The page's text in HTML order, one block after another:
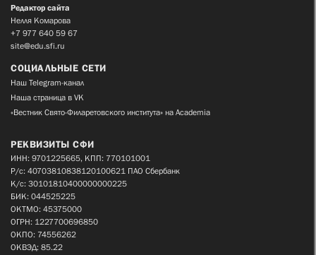
Редактор сайта
Нелля Комарова
+7 977 640 59 67
site@edu.sfi.ru
СОЦИАЛЬНЫЕ СЕТИ
Наш Telegram-канал
Наша страница в VK
«Вестник Свято-Филаретовского института» на Academia
РЕКВИЗИТЫ СФИ
ИНН: 9701225665, КПП: 770101001
Р/с: 40703810838120100621 ПАО Сбербанк
К/с: 30101810400000000225
БИК: 044525225
ОКТМО: 45375000
ОГРН: 1227700696850
ОКПО: 74556262
ОКВЭД: 85.22